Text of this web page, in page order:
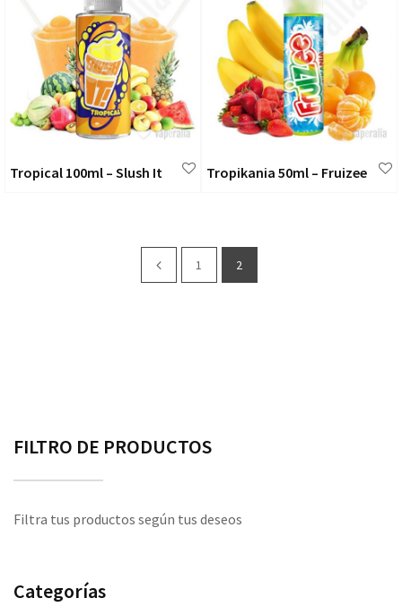
Tropical 100ml – Slush It Tropikania 50ml – Fruizee
1 2
FILTRO DE PRODUCTOS
Filtra tus productos según tus deseos
Categorías